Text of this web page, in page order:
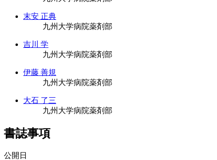
末安 正典
九州大学病院薬剤部
吉川 学
九州大学病院薬剤部
伊藤 善規
九州大学病院薬剤部
大石 了三
九州大学病院薬剤部
書誌事項
公開日